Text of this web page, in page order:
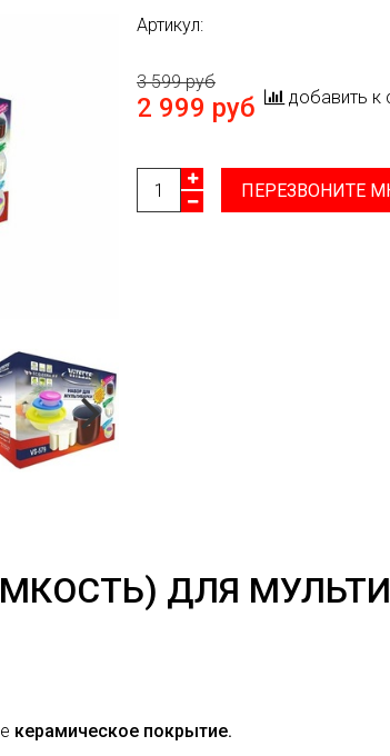
Артикул:
3 599 руб
2 999 руб добавить к
ПЕРЕЗВОНИТЕ
ДЛЯ
керамическое покрытие.